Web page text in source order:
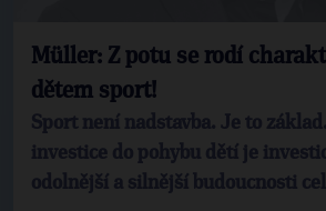
Müller: Z potu se rodí
dětem sport!
Sport není nadstavba. Je to
investice do pohybu dětí je
odolnější a silnější budoucnosti